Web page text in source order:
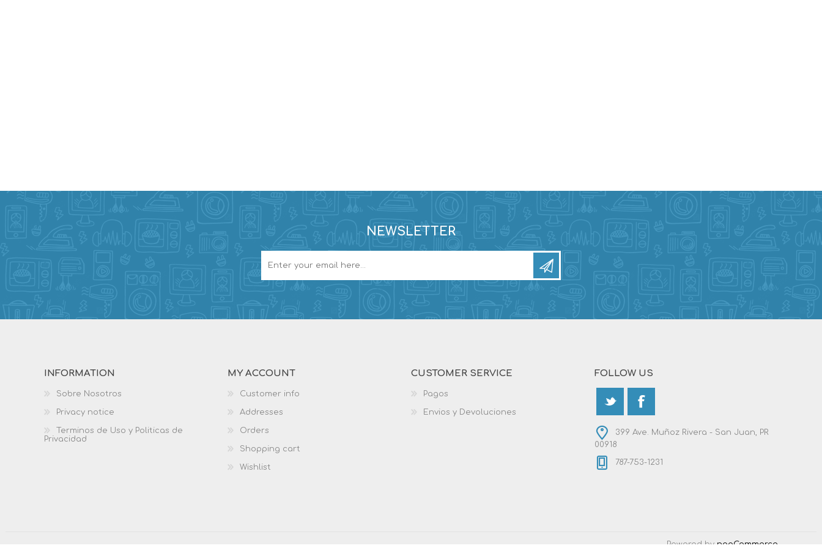
NEWSLETTER
INFORMATION
Sobre Nosotros
Privacy notice
Terminos de Uso y Politicas de
Privacidad
MY ACCOUNT
Customer info
Addresses
Orders
Shopping cart
Wishlist
CUSTOMER SERVICE
Pagos
Envios y Devoluciones
FOLLOW US
399 Ave. Muñoz Rivera - San Juan, PR
00918
787-753-1231
Powered by nopCommerce